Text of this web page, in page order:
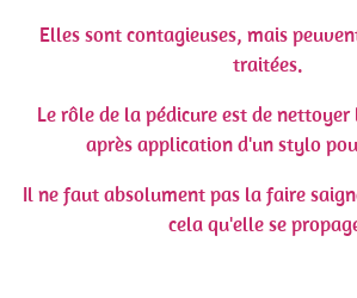
Elles sont contagieuses, mais
traitées.
Le rôle de la pédicure est de
après application d'un stylo
Il ne faut absolument pas la faire
cela qu'elle se